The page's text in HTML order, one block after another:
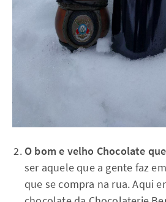
O bom e velho Chocolate
ser aquele que a gente faz
que se compra na rua. Aqui